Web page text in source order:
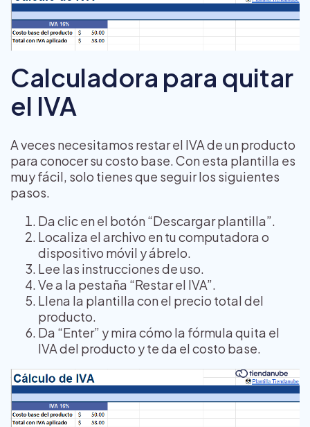
Calculadora para quitar
el IVA
A veces necesitamos restar el IVA de un producto
para conocer su costo base. Con esta plantilla es
muy fácil, solo tienes que seguir los siguientes
pasos.
Da clic en el botón “Descargar plantilla”.
Localiza el archivo en tu computadora o
dispositivo móvil y ábrelo.
Lee las instrucciones de uso.
Ve a la pestaña “Restar el IVA”.
Llena la plantilla con el precio total del
producto.
Da “Enter” y mira cómo la fórmula quita el
IVA del producto y te da el costo base.